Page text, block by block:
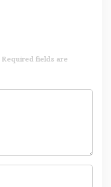
Required fields are